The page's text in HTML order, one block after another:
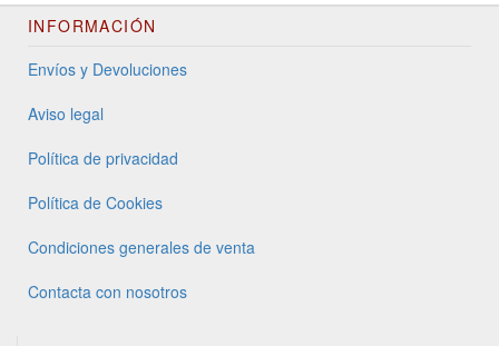
INFORMACIÓN
Envíos y Devoluciones
Aviso legal
Política de privacidad
Política de Cookies
Condiciones generales de venta
Contacta con nosotros